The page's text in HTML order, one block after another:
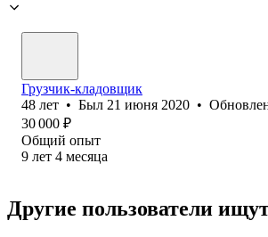
Грузчик-кладовщик
48 лет • Был 21 июня 2020 •
30 000 ₽
Общий опыт
9 лет 4 месяца
Другие пользователи